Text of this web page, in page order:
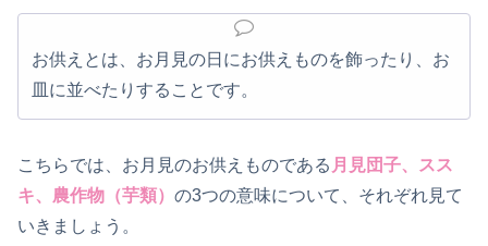
お供えとは、お月見の日にお供えものを飾ったり、お
皿に並べたりすることです。
こちらでは、お月見のお供えものである 月見団子、スス
キ、農作物（芋類） の3つの意味について、それぞれ見て
いきましょう。